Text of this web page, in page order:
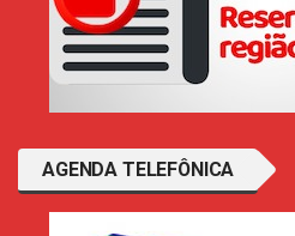
AGENDA TELEFÔNICA